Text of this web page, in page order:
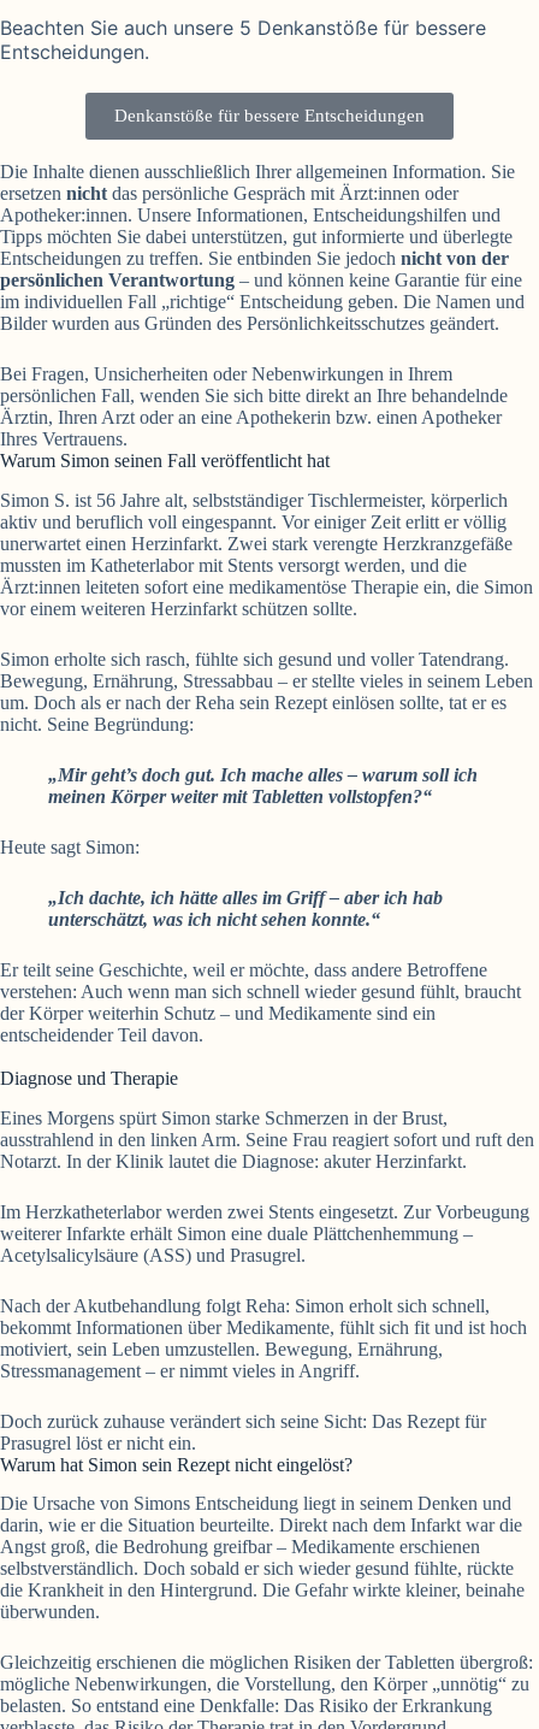
Beachten Sie auch unsere 5 Denkanstöße für bessere
Entscheidungen.
Denkanstöße für bessere Entscheidungen
Die Inhalte dienen ausschließlich Ihrer allgemeinen Information. Sie
ersetzen nicht das persönliche Gespräch mit Ärzt:innen oder
Apotheker:innen. Unsere Informationen, Entscheidungshilfen und
Tipps möchten Sie dabei unterstützen, gut informierte und überlegte
Entscheidungen zu treffen. Sie entbinden Sie jedoch nicht von der
persönlichen Verantwortung – und können keine Garantie für eine
im individuellen Fall „richtige“ Entscheidung geben. Die Namen und
Bilder wurden aus Gründen des Persönlichkeitsschutzes geändert.
Bei Fragen, Unsicherheiten oder Nebenwirkungen in Ihrem
persönlichen Fall, wenden Sie sich bitte direkt an Ihre behandelnde
Ärztin, Ihren Arzt oder an eine Apothekerin bzw. einen Apotheker
Ihres Vertrauens.
Warum Simon seinen Fall veröffentlicht hat
Simon S. ist 56 Jahre alt, selbstständiger Tischlermeister, körperlich
aktiv und beruflich voll eingespannt. Vor einiger Zeit erlitt er völlig
unerwartet einen Herzinfarkt. Zwei stark verengte Herzkranzgefäße
mussten im Katheterlabor mit Stents versorgt werden, und die
Ärzt:innen leiteten sofort eine medikamentöse Therapie ein, die Simon
vor einem weiteren Herzinfarkt schützen sollte.
Simon erholte sich rasch, fühlte sich gesund und voller Tatendrang.
Bewegung, Ernährung, Stressabbau – er stellte vieles in seinem Leben
um. Doch als er nach der Reha sein Rezept einlösen sollte, tat er es
nicht. Seine Begründung:
„Mir geht’s doch gut. Ich mache alles – warum soll ich
meinen Körper weiter mit Tabletten vollstopfen?“
Heute sagt Simon:
„Ich dachte, ich hätte alles im Griff – aber ich hab
unterschätzt, was ich nicht sehen konnte.“
Er teilt seine Geschichte, weil er möchte, dass andere Betroffene
verstehen: Auch wenn man sich schnell wieder gesund fühlt, braucht
der Körper weiterhin Schutz – und Medikamente sind ein
entscheidender Teil davon.
Diagnose und Therapie
Eines Morgens spürt Simon starke Schmerzen in der Brust,
ausstrahlend in den linken Arm. Seine Frau reagiert sofort und ruft den
Notarzt. In der Klinik lautet die Diagnose: akuter Herzinfarkt.
Im Herzkatheterlabor werden zwei Stents eingesetzt. Zur Vorbeugung
weiterer Infarkte erhält Simon eine duale Plättchenhemmung –
Acetylsalicylsäure (ASS) und Prasugrel.
Nach der Akutbehandlung folgt Reha: Simon erholt sich schnell,
bekommt Informationen über Medikamente, fühlt sich fit und ist hoch
motiviert, sein Leben umzustellen. Bewegung, Ernährung,
Stressmanagement – er nimmt vieles in Angriff.
Doch zurück zuhause verändert sich seine Sicht: Das Rezept für
Prasugrel löst er nicht ein.
Warum hat Simon sein Rezept nicht eingelöst?
Die Ursache von Simons Entscheidung liegt in seinem Denken und
darin, wie er die Situation beurteilte. Direkt nach dem Infarkt war die
Angst groß, die Bedrohung greifbar – Medikamente erschienen
selbstverständlich. Doch sobald er sich wieder gesund fühlte, rückte
die Krankheit in den Hintergrund. Die Gefahr wirkte kleiner, beinahe
überwunden.
Gleichzeitig erschienen die möglichen Risiken der Tabletten übergroß:
mögliche Nebenwirkungen, die Vorstellung, den Körper „unnötig“ zu
belasten. So entstand eine Denkfalle: Das Risiko der Erkrankung